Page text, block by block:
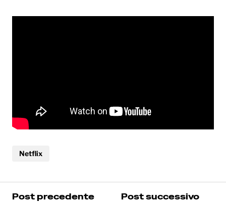
Netflix
Post precedente
Post successivo